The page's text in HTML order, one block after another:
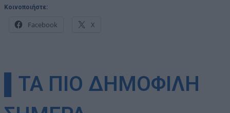
Κοινοποιήστε:
Facebook X
▌ΤΑ ΠΙΟ ΔΗΜΟΦΙΛΗ